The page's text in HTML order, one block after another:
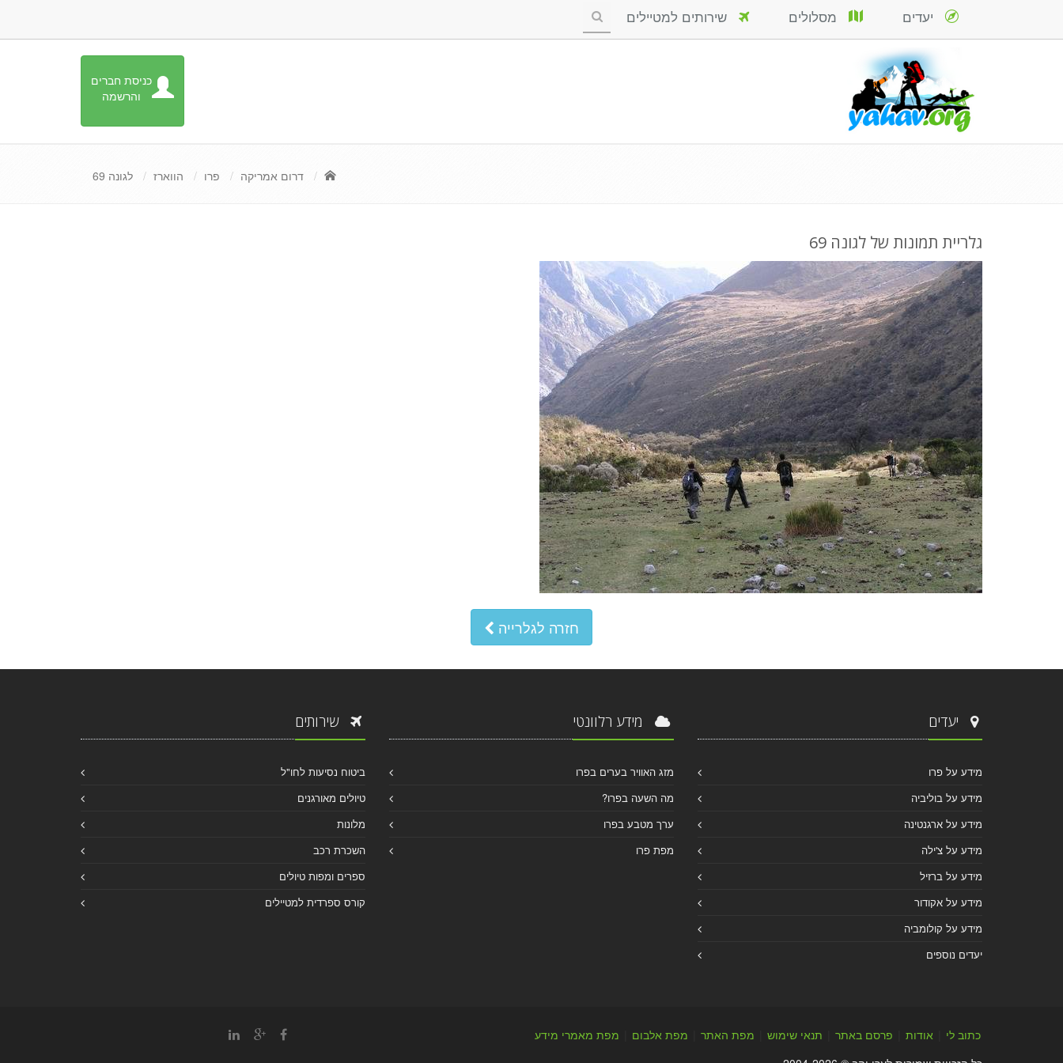
כניסת חברים
והרשמה
יעדים מסלולים שירותים למטיילים
דרום אמריקה פרו הווארז לגונה 69
גלריית תמונות של לגונה 69
חזרה לגלרייה
יעדים
מידע על פרו
מידע על בוליביה
מידע על ארגנטינה
מידע על צ'ילה
מידע על ברזיל
מידע על אקודור
מידע על קולומביה
יעדים נוספים
מידע רלוונטי
מזג האוויר בערים בפרו
מה השעה בפרו?
ערך מטבע בפרו
מפת פרו
שירותים
ביטוח נסיעות לחו"ל
טיולים מאורגנים
מלונות
השכרת רכב
ספרים ומפות טיולים
קורס ספרדית למטיילים
כתוב לי אודות פרסם באתר תנאי שימוש מפת האתר מפת אלבום
מפת מאמרי מידע